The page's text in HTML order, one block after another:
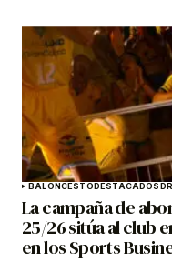
BALONCESTODESTACADOS
La campaña de
25/26 sitúa al club
en los Sports